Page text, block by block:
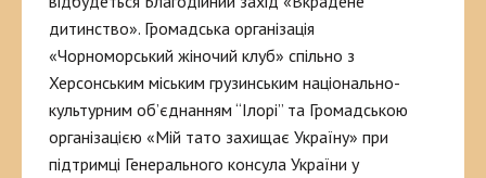
дитинство». Громадська організація
«Чорноморський жіночий клуб» спільно з
Херсонським міським грузинським національно-
культурним об’єднанням “Ілорі” та Громадською
організацією «Мій тато захищає Україну» при
підтримці Генерального консула України у